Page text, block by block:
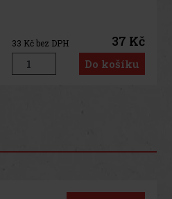
33 Kč bez DPH 37 Kč
Do košíku